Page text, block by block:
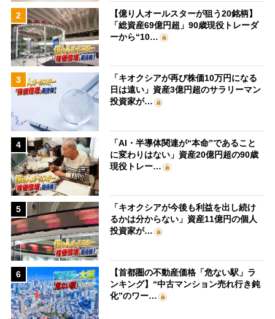
2
【億り人オールスターが狙う20銘柄】
「総資産69億円超」90歳現役トレーダ
ーから“10…
3
「キオクシアが再び株価10万円になる
日は遠い」資産3億円超のサラリーマン
投資家が…
4
「AI・半導体関連が“本命”であること
に変わりはない」資産20億円超の90歳
現役トレー…
5
「キオクシアが今後も利益を出し続け
るかは分からない」資産11億円の個人
投資家が…
6
【首都圏の不動産価格「危ない駅」ラ
ンキング】“中古マンション売れ行き鈍
化”のワー…